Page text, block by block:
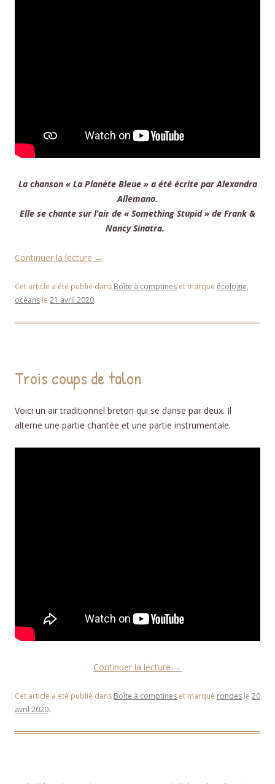
La chanson « La Planète Bleue » a été écrite par Alexandra
Allemano.
Elle se chante sur l’air de « Something Stupid » de Frank &
Nancy Sinatra.
Continuer la lecture →
Cet article a été publié dans Boîte à comptines et marqué écologie,
océans le 21 avril 2020.
Trois coups de talon
Voici un air traditionnel breton qui se danse par deux. Il
alterne une partie chantée et une partie instrumentale.
Continuer la lecture →
Cet article a été publié dans Boîte à comptines et marqué rondes le 20
avril 2020.